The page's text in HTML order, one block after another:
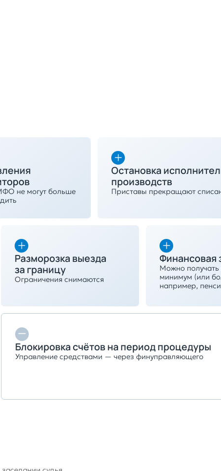
не могут больше
Остановка
производств
Приставы прекращают
Разморозка выезда
за границу
Ограничения снимаются
Финансовая
Можно
минимум (или
например,
Блокировка счётов на период процедуры
Управление средствами — через финуправляющего